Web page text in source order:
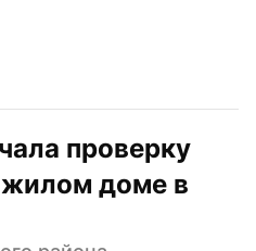
проверку
доме в